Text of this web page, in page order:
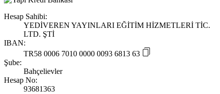
Hesap Sahibi:
YEDİVEREN YAYINLARI EĞİTİM HİZMETLERİ TİC.
LTD. ŞTİ
IBAN:
TR58 0006 7010 0000 0093 6813 63
Şube:
Bahçelievler
Hesap No:
93681363